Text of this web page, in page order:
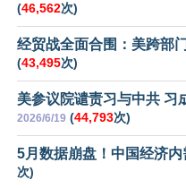
(46,562次)
经贸战全面合围：美跨部
(43,495次)
美参议院谴责习与中共 习
2026/6/19 (44,793次)
5月数据崩盘！中国经济
次)